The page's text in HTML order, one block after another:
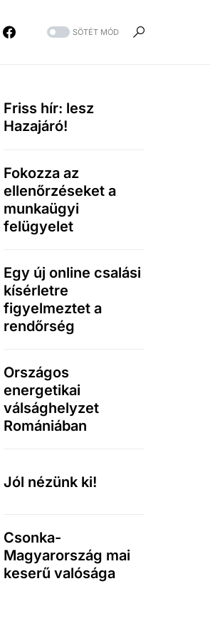
SÖTÉT MÓD
Friss hír: lesz
Hazajáró!
Fokozza az
ellenőrzéseket a
munkaügyi
felügyelet
Egy új online csalási
kísérletre
figyelmeztet a
rendőrség
Országos
energetikai
válsághelyzet
Romániában
Jól nézünk ki!
Csonka-
Magyarország mai
keserű valósága